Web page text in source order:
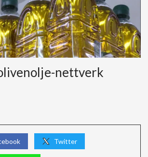
nettverk
Twitter